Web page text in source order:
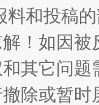
料和投稿
！如因
其它问题
除或暂